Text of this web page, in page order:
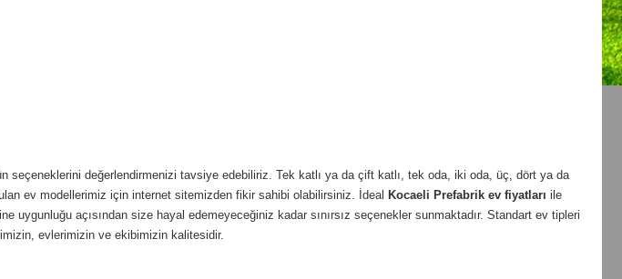
seçeneklerini değerlendirmenizi tavsiye edebiliriz. Tek katlı ya da çift katlı, tek oda, iki oda, üç, dört ya da
ev modellerimiz için internet sitemizden fikir sahibi olabilirsiniz. İdeal Kocaeli Prefabrik ev fiyatları ile
uygunluğu açısından size hayal edemeyeceğiniz kadar sınırsız seçenekler sunmaktadır. Standart ev tipleri
evlerimizin ve ekibimizin kalitesidir.